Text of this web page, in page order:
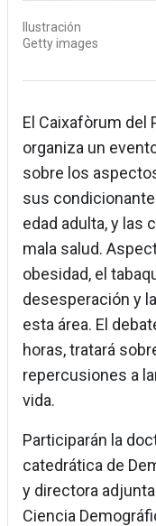
Ilustración
Getty images
El Caixafòrum del
organiza un
sobre los
sus
edad adulta, y las
mala salud.
obesidad, el
desesperación y
esta área. El
horas, tratará
repercusiones a
vida.
Participarán la
catedrática de
y directora
Ciencia